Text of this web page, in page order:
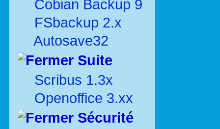
Cobian Backup 9
FSbackup 2.x
Autosave32
Suite
Scribus 1.3x
Openoffice 3.xx
Sécurité